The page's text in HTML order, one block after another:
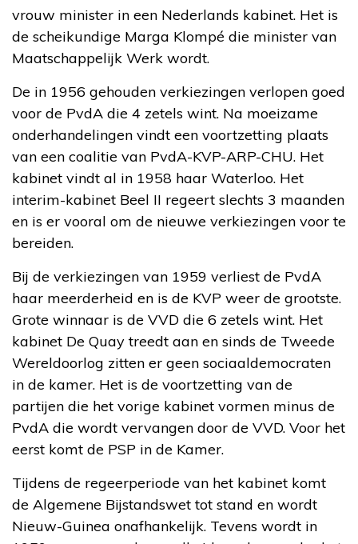
vrouw minister in een Nederlands kabinet. Het is
de scheikundige Marga Klompé die minister van
Maatschappelijk Werk wordt.
De in 1956 gehouden verkiezingen verlopen goed
voor de PvdA die 4 zetels wint. Na moeizame
onderhandelingen vindt een voortzetting plaats
van een coalitie van PvdA-KVP-ARP-CHU. Het
kabinet vindt al in 1958 haar Waterloo. Het
interim-kabinet Beel II regeert slechts 3 maanden
en is er vooral om de nieuwe verkiezingen voor te
bereiden.
Bij de verkiezingen van 1959 verliest de PvdA
haar meerderheid en is de KVP weer de grootste.
Grote winnaar is de VVD die 6 zetels wint. Het
kabinet De Quay treedt aan en sinds de Tweede
Wereldoorlog zitten er geen sociaaldemocraten
in de kamer. Het is de voortzetting van de
partijen die het vorige kabinet vormen minus de
PvdA die wordt vervangen door de VVD. Voor het
eerst komt de PSP in de Kamer.
Tijdens de regeerperiode van het kabinet komt
de Algemene Bijstandswet tot stand en wordt
Nieuw-Guinea onafhankelijk. Tevens wordt in